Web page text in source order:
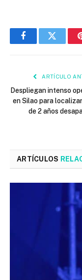
FacebookTwitter
ARTÍCULO
Despliegan intenso
en Silao para
de 2 años
ARTÍCULOS